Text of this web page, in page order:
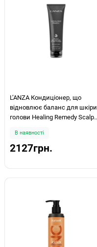
LʼANZA Кондиціонер, що
відновлює баланс для шкіри
голови Healing Remedy Scalp
В наявності
2127грн.